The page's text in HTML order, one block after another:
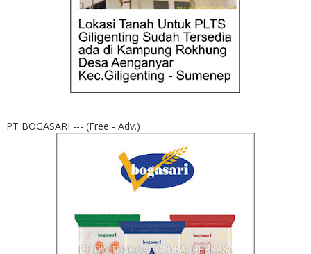
PT BOGASARI --- (Free - Adv.)